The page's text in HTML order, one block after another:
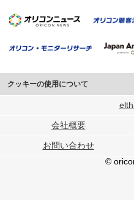
クッキーの使用について
このサイトでは Cookie を使用して
行っています。
メディアや広告配信、データ解析の
各パートナーは、この情報とユーザ
ユーザーが各パートナーのサービス
会社概要
お問い合わせ
©